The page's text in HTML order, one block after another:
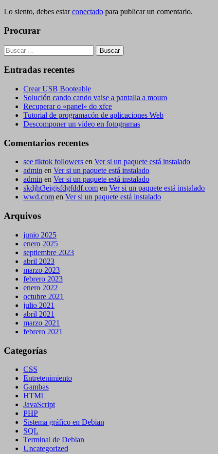
Lo siento, debes estarconectado para publicar un comentario.
Procurar
Buscar:
Entradas recentes
Crear USB Booteable
Solución cando cando vaise a pantalla a mouro
Recuperar o «panel» do xfce
Tutorial de programacón de aplicaciones Web
Descomponer un vídeo en fotogramas
Comentarios recentes
see tiktok followers en Ver si un paquete está instalado
admin en Ver si un paquete está instalado
admin en Ver si un paquete está instalado
skdjht3eigjsfdgfddf.com en Ver si un paquete está instalado
wwd.com en Ver si un paquete está instalado
Arquivos
junio 2025
enero 2025
septiembre 2023
abril 2023
marzo 2023
febrero 2023
enero 2022
octubre 2021
julio 2021
abril 2021
marzo 2021
febrero 2021
Categorías
CSS
Entretenimiento
Gambas
HTML
JavaScript
PHP
Sistema gráfico en Debian
SQL
Terminal de Debian
Uncategorized